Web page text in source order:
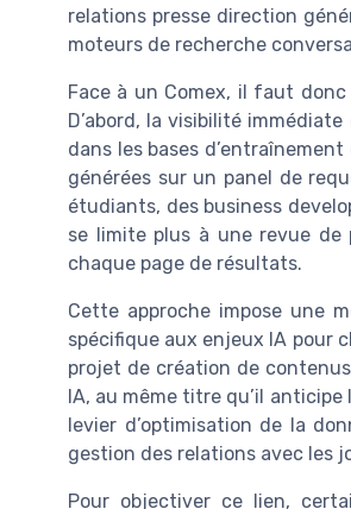
relations presse direction
moteurs de recherche
Face à un Comex, il faut
D’abord, la visibilité
dans les bases
générées sur un panel de
étudiants, des business
se limite plus à une revue de
chaque page de résultats.
Cette approche impose une
spécifique aux enjeux IA pour
projet de création de
IA, au même titre qu’il
levier d’optimisation de la
gestion des relations avec les
Pour objectiver ce lien,